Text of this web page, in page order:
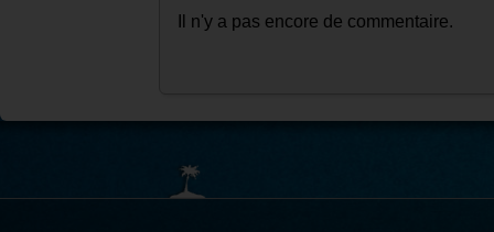
Il n'y a pas encore de commentaire.